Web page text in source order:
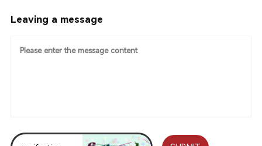
Leaving a message